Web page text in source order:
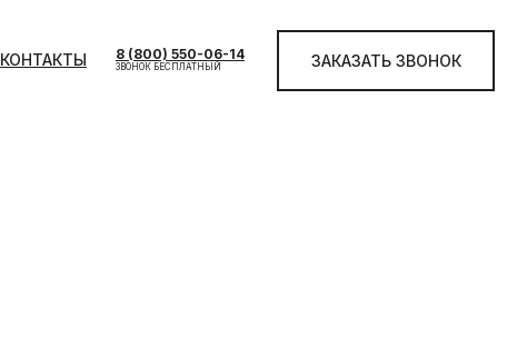
ЗАКАЗАТЬ ЗВОНОК
КОНТАКТЫ ЗВОНОК БЕСПЛАТНЫЙ
8 (800) 550-06-14